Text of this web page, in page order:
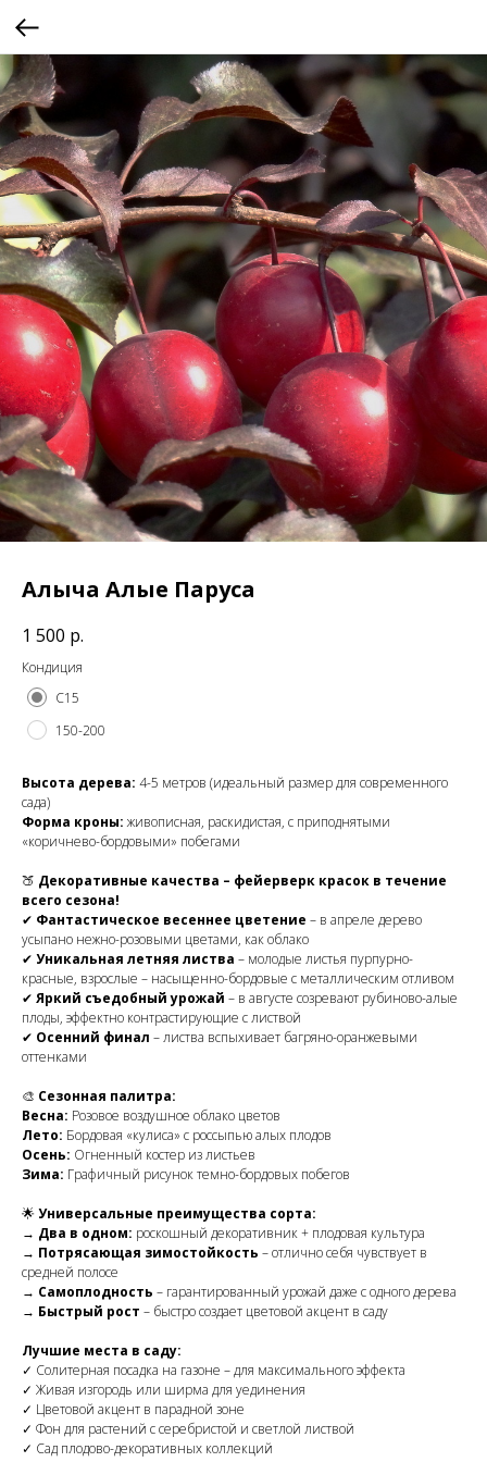
Алыча Алые Паруса
1 500 р.
Кондиция
С15
150-200
Высота дерева: 4-5 метров (идеальный размер для современного
сада)
Форма кроны:живописная, раскидистая, с приподнятыми
«коричнево-бордовыми» побегами
🍑 Декоративные качества – фейерверк красок в течение
всего сезона!
✔ Фантастическое весеннее цветение – в апреле дерево
усыпано нежно-розовыми цветами, как облако
✔ Уникальная летняя листва – молодые листья пурпурно-
красные, взрослые – насыщенно-бордовые с металлическим отливом
✔ Яркий съедобный урожай – в августе созревают рубиново-алые
плоды, эффектно контрастирующие с листвой
✔ Осенний финал – листва вспыхивает багряно-оранжевыми
оттенками
🎨 Сезонная палитра:
Весна: Розовое воздушное облако цветов
Лето: Бордовая «кулиса» с россыпью алых плодов
Осень: Огненный костер из листьев
Зима: Графичный рисунок темно-бордовых побегов
🌟Универсальные преимущества сорта:
→ Два в одном: роскошный декоративник + плодовая культура
→ Потрясающая зимостойкость – отлично себя чувствует в
средней полосе
→ Самоплодность – гарантированный урожай даже с одного дерева
→ Быстрый рост – быстро создает цветовой акцент в саду
Лучшие места в саду:
✓ Солитерная посадка на газоне – для максимального эффекта
✓ Живая изгородь или ширма для уединения
✓ Цветовой акцент в парадной зоне
✓ Фон для растений с серебристой и светлой листвой
✓ Сад плодово-декоративных коллекций